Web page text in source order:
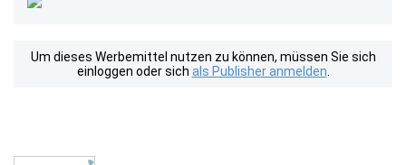
Um dieses Werbemittel nutzen zu können, müssen Sie sich
einloggen oder sich als Publisher anmelden